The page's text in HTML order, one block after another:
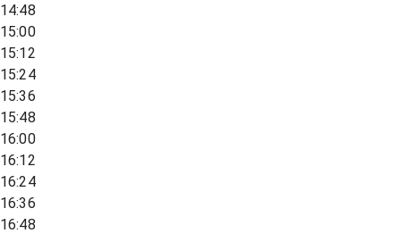
14:48
15:00
15:12
15:24
15:36
15:48
16:00
16:12
16:24
16:36
16:48